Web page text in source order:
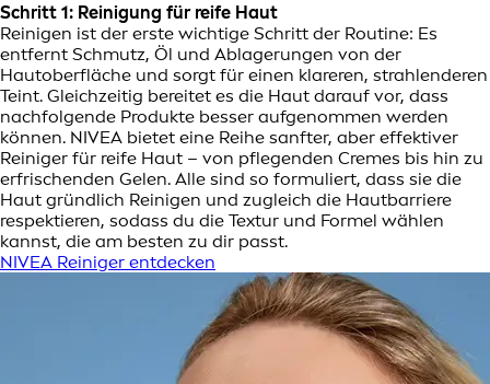
Schritt 1: Reinigung für reife Haut
Reinigen ist der erste wichtige Schritt der Routine: Es
entfernt Schmutz, Öl und Ablagerungen von der
Hautoberfläche und sorgt für einen klareren, strahlenderen
Teint. Gleichzeitig bereitet es die Haut darauf vor, dass
nachfolgende Produkte besser aufgenommen werden
können. NIVEA bietet eine Reihe sanfter, aber effektiver
Reiniger für reife Haut – von pflegenden Cremes bis hin zu
erfrischenden Gelen. Alle sind so formuliert, dass sie die
Haut gründlich Reinigen und zugleich die Hautbarriere
respektieren, sodass du die Textur und Formel wählen
kannst, die am besten zu dir passt.
NIVEA Reiniger entdecken